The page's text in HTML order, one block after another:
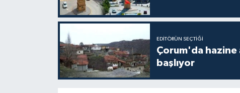
EDITÖRÜN SEÇTIĞI
Çorum'da hazine
başlıyor